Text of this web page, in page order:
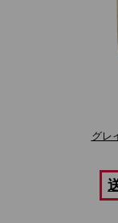
グレ